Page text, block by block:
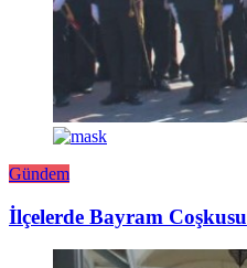
Gündem
İlçelerde Bayram Coşkusu